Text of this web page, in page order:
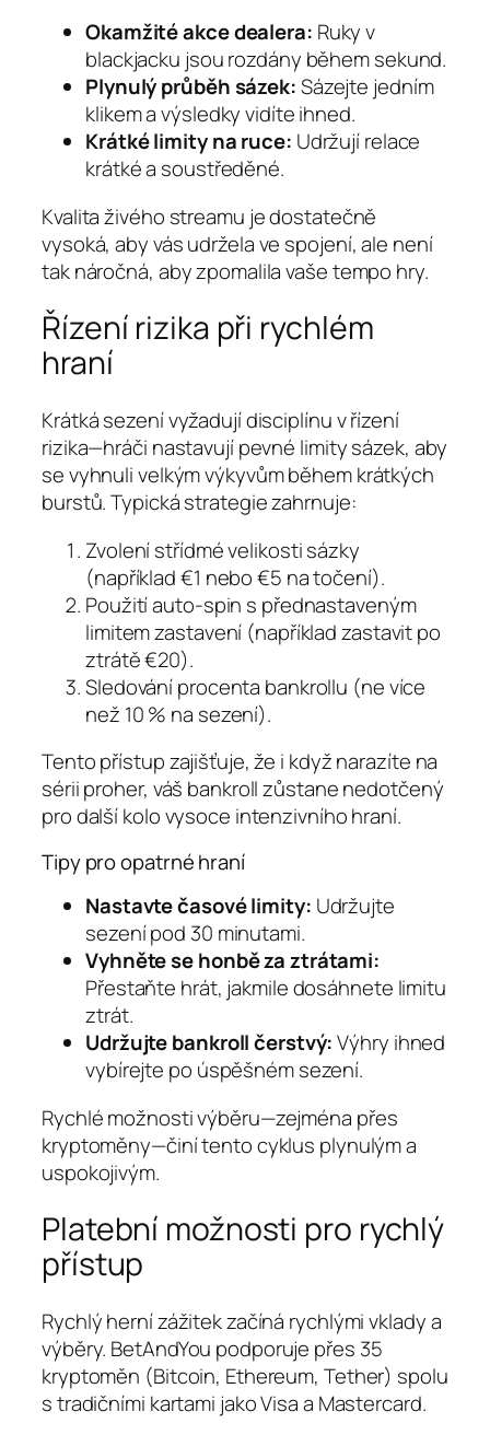
Okamžité akce dealera: Ruky v
blackjacku jsou rozdány během sekund.
Plynulý průběh sázek:Sázejte jedním
klikem a výsledky vidíte ihned.
Krátké limity na ruce: Udržují relace
krátké a soustředěné.
Kvalita živého streamu je dostatečně
vysoká, aby vás udržela ve spojení, ale není
tak náročná, aby zpomalila vaše tempo hry.
Řízení rizika při rychlém
hraní
Krátká sezení vyžadují disciplínu v řízení
rizika—hráči nastavují pevné limity sázek, aby
se vyhnuli velkým výkyvům během krátkých
burstů. Typická strategie zahrnuje:
Zvolení střídmé velikosti sázky
(například €1 nebo €5 na točení).
Použití auto‑spin s přednastaveným
limitem zastavení (například zastavit po
ztrátě €20).
Sledování procenta bankrollu (ne více
než 10 % na sezení).
Tento přístup zajišťuje, že i když narazíte na
sérii proher, váš bankroll zůstane nedotčený
pro další kolo vysoce intenzivního hraní.
Tipy pro opatrné hraní
Nastavte časové limity: Udržujte
sezení pod 30 minutami.
Vyhněte se honbě za ztrátami:
Přestaňte hrát, jakmile dosáhnete limitu
ztrát.
Udržujte bankroll čerstvý:Výhry ihned
vybírejte po úspěšném sezení.
Rychlé možnosti výběru—zejména přes
kryptoměny—činí tento cyklus plynulým a
uspokojivým.
Platební možnosti pro rychlý
přístup
Rychlý herní zážitek začíná rychlými vklady a
výběry. BetAndYou podporuje přes 35
kryptoměn (Bitcoin, Ethereum, Tether) spolu
s tradičními kartami jako Visa a Mastercard.